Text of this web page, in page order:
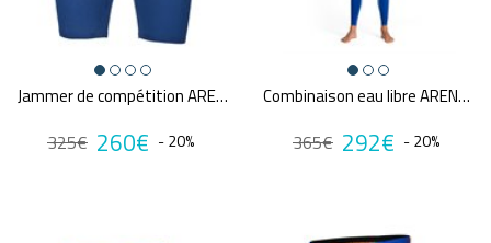
Jammer de compétition ARENA M PWSKIN CARBON GLIDE
325€ 260€ - 20%
Combinaison eau libre ARENA POWERSKIN R-EVO+
365€ 292€ - 20%